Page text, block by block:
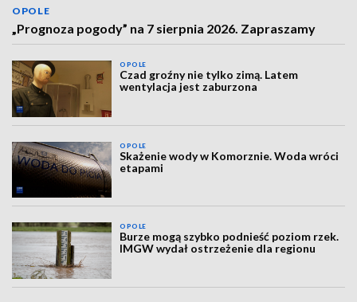
OPOLE
„Prognoza pogody” na 7 sierpnia 2026. Zapraszamy
OPOLE
Czad groźny nie tylko zimą. Latem
wentylacja jest zaburzona
OPOLE
Skażenie wody w Komorznie. Woda wróci
etapami
OPOLE
Burze mogą szybko podnieść poziom rzek.
IMGW wydał ostrzeżenie dla regionu